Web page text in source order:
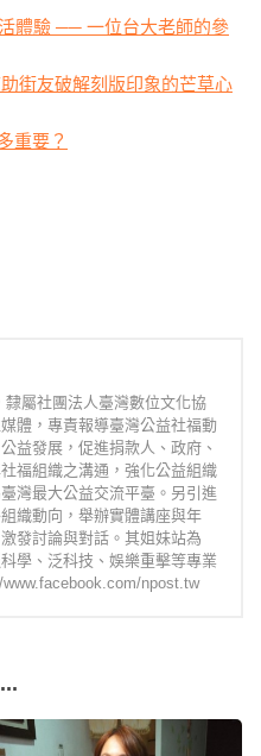
體驗 ── 一位台大老師的參
街友破解刻版印象的芒草心
重要？
隸屬社團法人臺灣數位文化協
體，專責報導臺灣公益社福動
益發展，促進捐款人、政府、
福組織之溝通，強化公益組織
灣最大公益交流平臺。另引進
織動向，舉辦實體講座與年
發討論與對話。其姐妹站為
科學、泛科技、娛樂重擊等專業
npost.tw